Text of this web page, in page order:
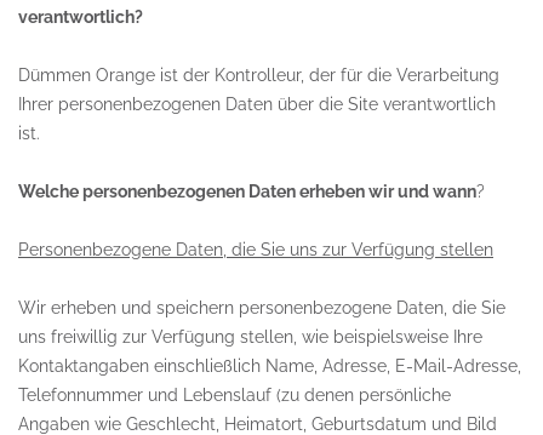
verantwortlich?
Dümmen Orange ist der Kontrolleur, der für die Verarbeitung
Ihrer personenbezogenen Daten über die Site verantwortlich
ist.
Welche personenbezogenen Daten erheben wir und wann?
Personenbezogene Daten, die Sie uns zur Verfügung stellen
Wir erheben und speichern personenbezogene Daten, die Sie
uns freiwillig zur Verfügung stellen, wie beispielsweise Ihre
Kontaktangaben einschließlich Name, Adresse, E-Mail-Adresse,
Telefonnummer und Lebenslauf (zu denen persönliche
Angaben wie Geschlecht, Heimatort, Geburtsdatum und Bild